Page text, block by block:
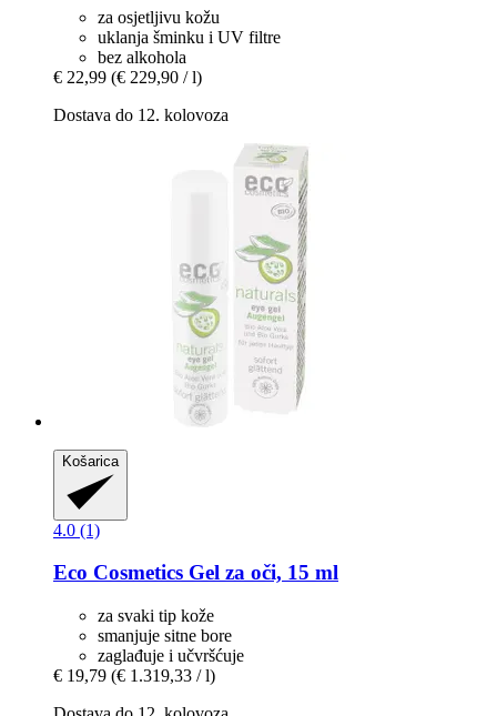
za osjetljivu kožu
uklanja šminku i UV filtre
bez alkohola
€ 22,99 (€ 229,90 / l)
Dostava do 12. kolovoza
Košarica
4.0 (1)
Eco Cosmetics Gel za oči, 15 ml
za svaki tip kože
smanjuje sitne bore
zaglađuje i učvršćuje
€ 19,79 (€ 1.319,33 / l)